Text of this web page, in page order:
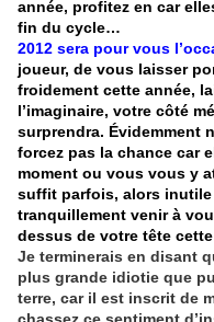
année, profitez en car
fin du cycle…
2012 sera pour vous
joueur, de vous laisser
froidement cette année,
l’imaginaire, votre côté
surprendra. Évidemment
forcez pas la chance car
moment ou vous vous y
suffit parfois, alors inutile
tranquillement venir à
dessus de votre tête
Je terminerais en disant
plus grande idiotie que
terre, car il est inscrit de